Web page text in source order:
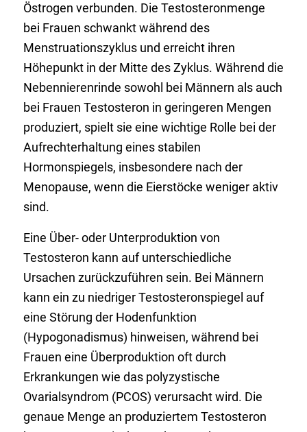
Östrogen verbunden. Die Testosteronmenge
bei Frauen schwankt während des
Menstruationszyklus und erreicht ihren
Höhepunkt in der Mitte des Zyklus. Während die
Nebennierenrinde sowohl bei Männern als auch
bei Frauen Testosteron in geringeren Mengen
produziert, spielt sie eine wichtige Rolle bei der
Aufrechterhaltung eines stabilen
Hormonspiegels, insbesondere nach der
Menopause, wenn die Eierstöcke weniger aktiv
sind.
Eine Über- oder Unterproduktion von
Testosteron kann auf unterschiedliche
Ursachen zurückzuführen sein. Bei Männern
kann ein zu niedriger Testosteronspiegel auf
eine Störung der Hodenfunktion
(Hypogonadismus) hinweisen, während bei
Frauen eine Überproduktion oft durch
Erkrankungen wie das polyzystische
Ovarialsyndrom (PCOS) verursacht wird. Die
genaue Menge an produziertem Testosteron